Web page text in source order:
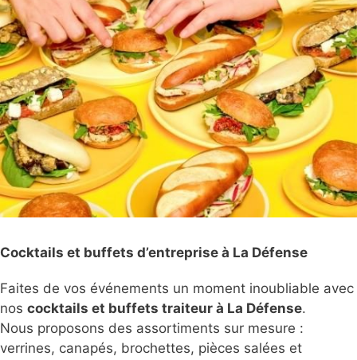
Cocktails et buffets d’entreprise à La Défense
Faites de vos événements un moment inoubliable avec
nos cocktails et buffets traiteur à La Défense.
Nous proposons des assortiments sur mesure :
verrines, canapés, brochettes, pièces salées et